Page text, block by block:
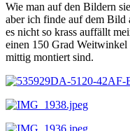
Wie man auf den Bildern
aber ich finde auf dem Bild
es nicht so krass auffällt
einen 150 Grad Weitwinkel
mittig montiert sind.